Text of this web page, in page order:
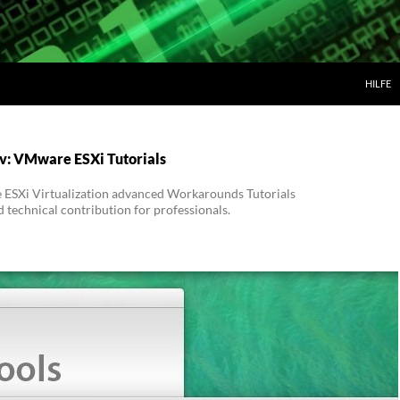
HILFE
VMware ESXi Tutorials
ESXi Virtualization advanced Workarounds Tutorials
technical contribution for professionals.